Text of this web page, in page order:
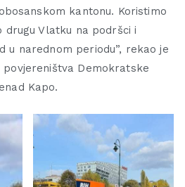
kantonu. Koristimo
drugu Vlatku na podršci i
u narednom periodu”, rekao je
povjereništva Demokratske
Kapo.